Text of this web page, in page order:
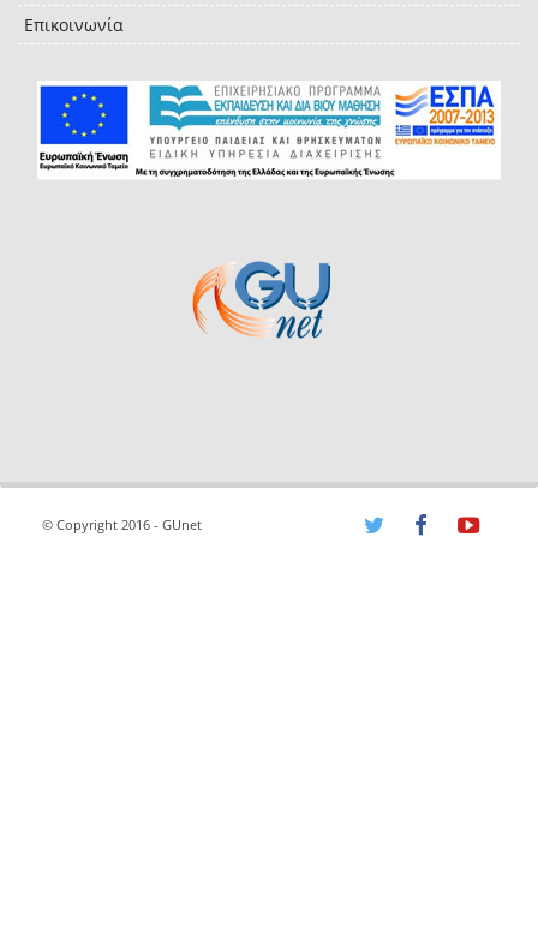
Επικοινωνία
© Copyright 2016 - GUnet